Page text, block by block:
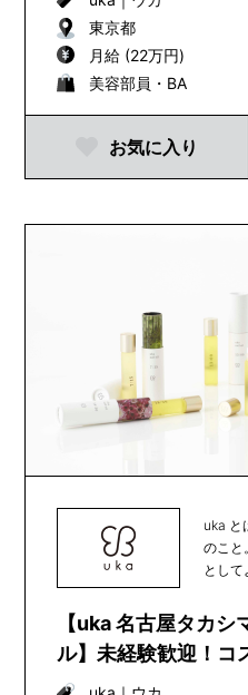
東京都
月給 (22万円)
美容部員・BA
お気に入り
uka と
のこと
として
【uka 名古屋タカ
ル】未経験歓迎！